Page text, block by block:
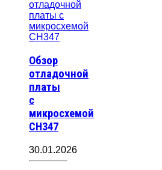
Обзор
отладочной
платы
с
микросхемой
CH347
30.01.2026